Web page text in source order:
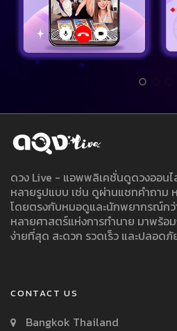
ดวง Live - แอพพลิเคชั่นดูดวงออน
หลายรูปแบบ เช่น ดูผ่านแชทคำถาม
โดยตรงกับหมอดูและนักพยากรณ์ก
หลายศาสตร์แห่งการทำนาย มาพร้อ
ง่ายที่สุด สะดวก รวดเร็ว และปลอดภั
CONTACT US
Bangkok Thailand